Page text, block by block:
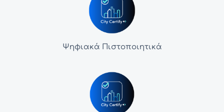
Ψηφιακά Πιστοποιητικά